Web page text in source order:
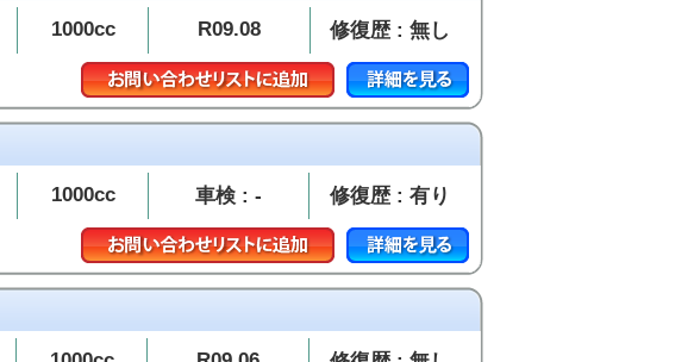
1000cc R09.08 修復歴 : 無し
1000cc 車検 : - 修復歴 : 有り